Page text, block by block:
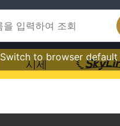
Switch to browser default
시세